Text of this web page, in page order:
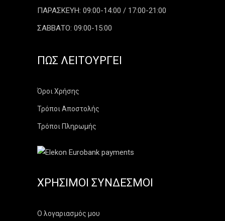
ΠΑΡΑΣΚΕΥΗ: 09:00-14:00 / 17:00-21:00
ΣΑΒΒΑΤΟ: 09:00-15:00
ΠΏΣ ΛΕΙΤΟΥΡΓΕΊ
Όροι Χρήσης
Τρόποι Αποστολής
Τρόποι Πληρωμής
ΧΡΉΣΙΜΟΙ ΣΎΝΔΕΣΜΟΙ
Ο λογαριασμός μου